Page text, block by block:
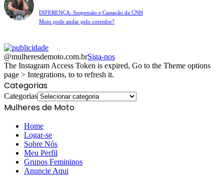
DIFERENÇA: Suspensão e Cassação da CNH
Moto pode andar pelo corredor?
@mulheresdemoto.com.brSiga-nos
The Instagram Access Token is expired, Go to the Theme options
page > Integrations, to to refresh it.
Categorias
Categorias
Mulheres de Moto
Home
Logar-se
Sobre Nós
Meu Perfil
Grupos Femininos
Anuncie Aqui